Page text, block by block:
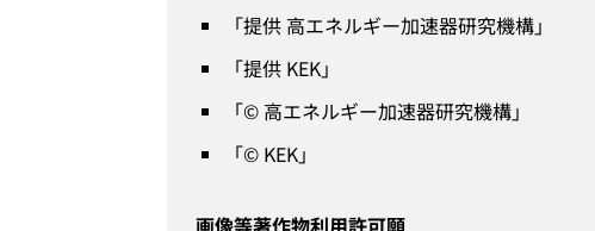
「提供 高エネルギー加速器研究機構」
「提供 KEK」
「© 高エネルギー加速器研究機構」
「© KEK」
画像等著作物利用許可願